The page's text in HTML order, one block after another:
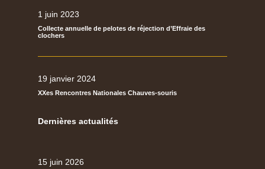
1 juin 2023
Collecte annuelle de pelotes de réjection d’Effraie des
clochers
19 janvier 2024
XXes Rencontres Nationales Chauves-souris
Dernières actualités
15 juin 2026